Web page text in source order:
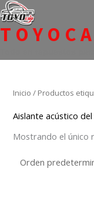
Ir
al
contenido
Inicio / Productos
Aislante acústico
Mostrando el único